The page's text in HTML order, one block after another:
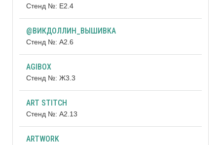
Стенд №: Е2.4
@ВИКДОЛЛИН_ВЫШИВКА
Стенд №: А2.6
AGIBOX
Стенд №: Ж3.3
ART STITCH
Стенд №: А2.13
ARTWORK